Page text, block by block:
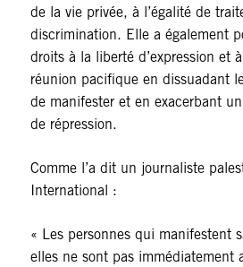
de la vie privée, à l’égalité de
discrimination. Elle a également
droits à la liberté d’expression et
réunion pacifique en dissuadant
de manifester et en exacerbant
de répression.
Comme l’a dit un journaliste
International :
« Les personnes qui manifestent
elles ne sont pas immédiatement